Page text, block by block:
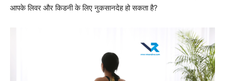
आपके लिवर और किडनी के लिए नुकसानदेह हो सकता है?